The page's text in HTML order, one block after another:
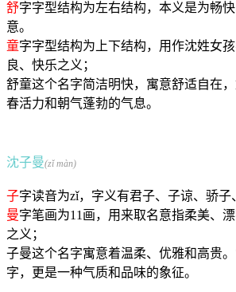
舒字字型结构为左右结构，本义是为畅
意。
童字字型结构为上下结构，用作沈姓女
良、快乐之义；
舒童这个名字简洁明快，寓意舒适自在
春活力和朝气蓬勃的气息。
沈子曼(zǐ màn)
子字读音为zǐ，字义有君子、子谅、骄子
曼字笔画为11画，用来取名意指柔美、
之义；
子曼这个名字寓意着温柔、优雅和高贵
字，更是一种气质和品味的象征。